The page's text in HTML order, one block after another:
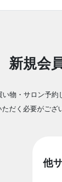
新規会
物・サロン予約
だく必要がござ
他